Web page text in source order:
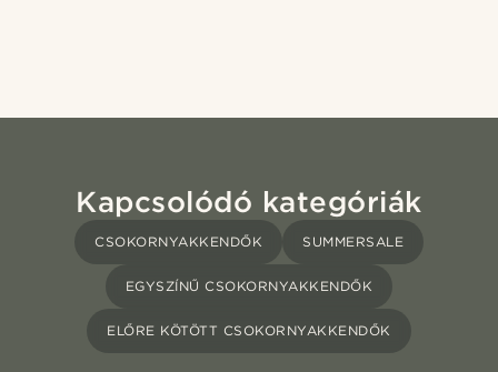
Kapcsolódó kategóriák
CSOKORNYAKKENDŐK SUMMERSALE
EGYSZÍNŰ CSOKORNYAKKENDŐK
ELŐRE KÖTÖTT CSOKORNYAKKENDŐK